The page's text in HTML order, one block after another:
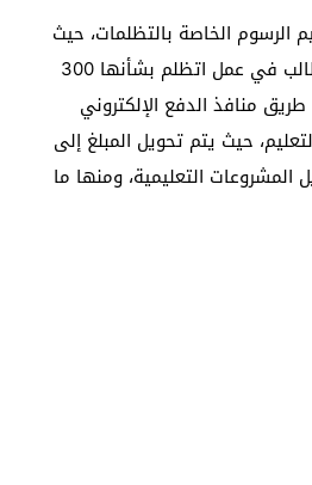
الرسوم الخاصة بالتظلمات، حيث
حددت لكل مادة يرغب الطالب في عمل اتظلم بشأنها 300
منافذ الدفع الإلكتروني
حيث يتم تحويل المبلغ إلى
التعليمية، ومنها ما